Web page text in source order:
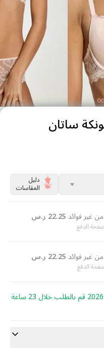
ساتان
دليل
المقاسات
22.25 ر.س
الدفع
22.25 ر.س
الدفع